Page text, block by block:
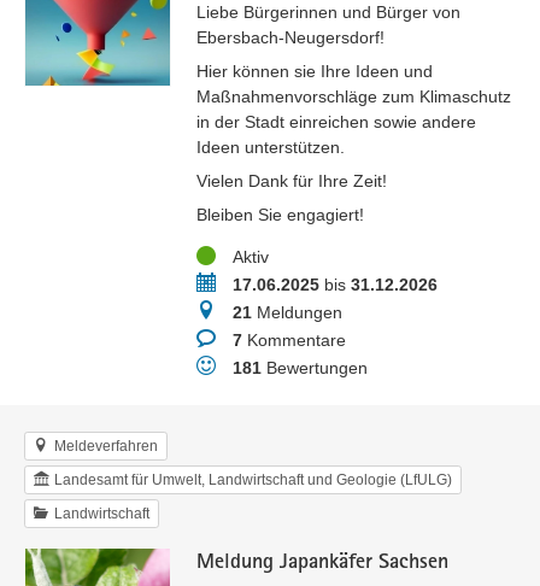
Liebe Bürgerinnen und Bürger von
Ebersbach-Neugersdorf!
Hier können sie Ihre Ideen und
Maßnahmenvorschläge zum Klimaschutz
in der Stadt einreichen sowie andere
Ideen unterstützen.
Vielen Dank für Ihre Zeit!
Bleiben Sie engagiert!
StatusAktiv
Zeitraum17.06.2025bis 31.12.2026
Meldungen
21Meldungen
Kommentare
7Kommentare
Bewertungen
181Bewertungen
Meldeverfahren
Landesamt für Umwelt, Landwirtschaft und Geologie (LfULG)
Landwirtschaft
Meldung Japankäfer Sachsen